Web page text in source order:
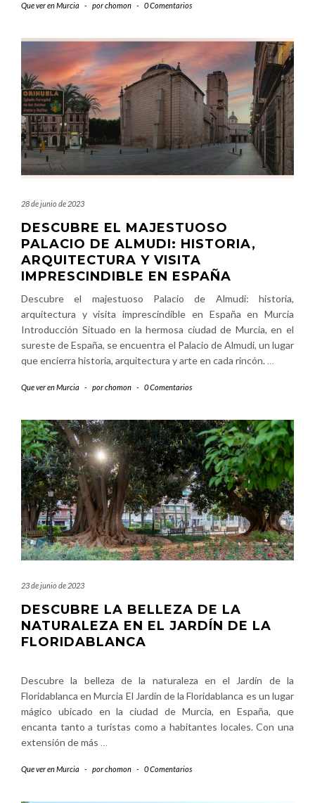
Que ver en Murcia - porchomon - 0 Comentarios
28 de junio de 2023
DESCUBRE EL MAJESTUOSO
PALACIO DE ALMUDI: HISTORIA,
ARQUITECTURA Y VISITA
IMPRESCINDIBLE EN ESPAÑA
Descubre el majestuoso Palacio de Almudi: historia,
arquitectura y visita imprescindible en España en Murcia
Introducción Situado en la hermosa ciudad de Murcia, en el
sureste de España, se encuentra el Palacio de Almudi, un lugar
que encierra historia, arquitectura y arte en cada rincón. …
Que ver en Murcia - porchomon - 0 Comentarios
23 de junio de 2023
DESCUBRE LA BELLEZA DE LA
NATURALEZA EN EL JARDÍN DE LA
FLORIDABLANCA
Descubre la belleza de la naturaleza en el Jardín de la
Floridablanca en Murcia El Jardín de la Floridablanca es un lugar
mágico ubicado en la ciudad de Murcia, en España, que
encanta tanto a turistas como a habitantes locales. Con una
extensión de más …
Que ver en Murcia - porchomon - 0 Comentarios